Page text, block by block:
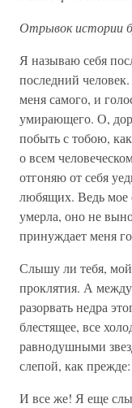
Отрывок истории
Я называю себя
последний
меня самого, и
умирающего. О,
побыть с тобою,
о всем
отгоняю от себя
любящих. Ведь мое
умерла, оно не
принуждает меня
Слышу ли тебя,
проклятия. А
разорвать недра
блестящее, все
равнодушными
слепой, как
И все же! Я еще